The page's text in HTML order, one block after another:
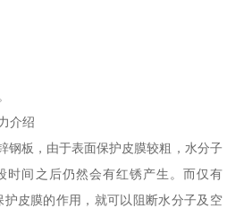
介绍
钢板，由于表面保护皮膜较粗，水分子
时间之后仍然会有红锈产生。而仅有
护皮膜的作用，就可以阻断水分子及空